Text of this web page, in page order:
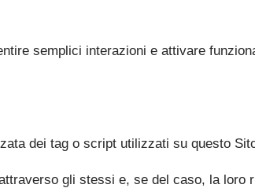
semplici interazioni e attivare
dei tag o script utilizzati su questo
gli stessi e, se del caso, la loro